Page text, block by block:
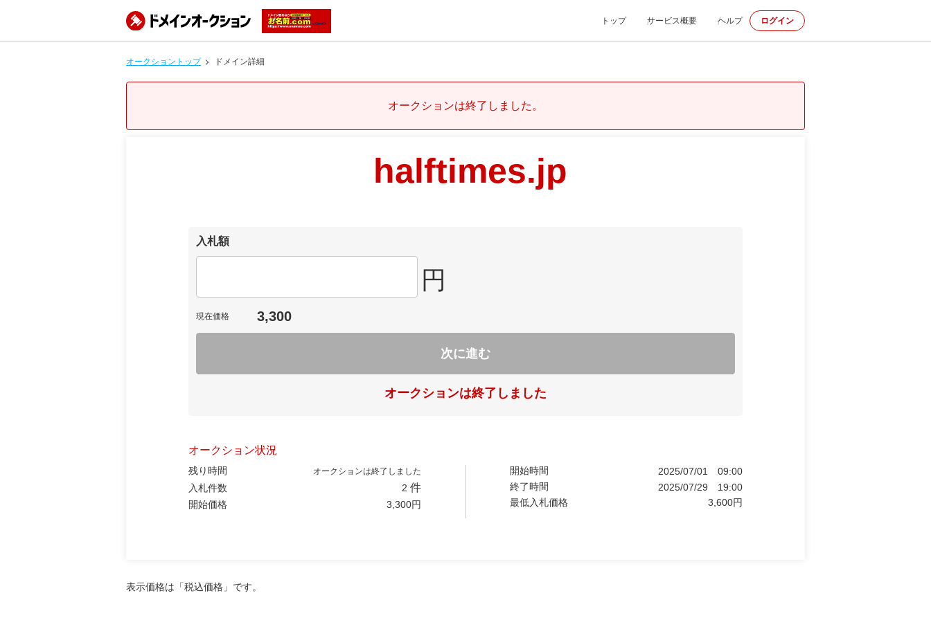
トップ サービス概要 ヘルプ ログイン
オークショントップ ドメイン詳細
オークションは終了しました。
halftimes.jp
入札額
円
現在価格 3,300
次に進む
オークションは終了しました
オークション状況
残り時間 オークションは終了しました
入札件数 2 件
開始価格 3,300円
開始時間 2025/07/01
09:00
終了時間
2025/07/29
19:00
最低入札価格
3,600円
表示価格は「税込価格」です。